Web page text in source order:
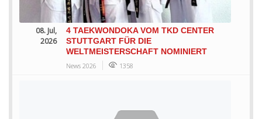
08. Jul,
2026
4 TAEKWONDOKA VOM TKD CENTER
STUTTGART FÜR DIE
WELTMEISTERSCHAFT NOMINIERT
News 2026 1358